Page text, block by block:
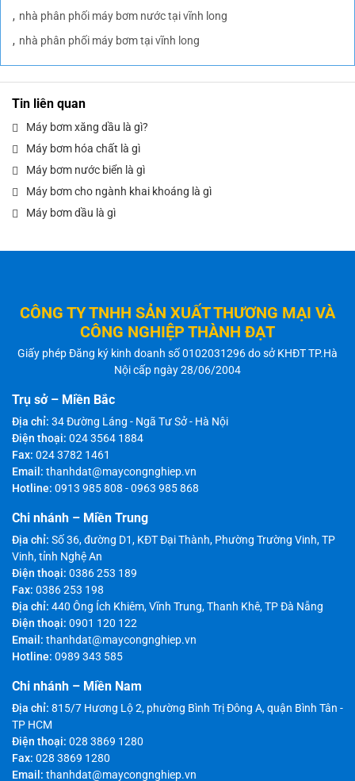
nhà phân phối máy bơm nước tại vĩnh long
nhà phân phối máy bơm tại vĩnh long
Tin liên quan
Máy bơm xăng dầu là gì?
Máy bơm hóa chất là gì
Máy bơm nước biển là gì
Máy bơm cho ngành khai khoáng là gì
Máy bơm dầu là gì
CÔNG TY TNHH SẢN XUẤT THƯƠNG MẠI VÀ
CÔNG NGHIỆP THÀNH ĐẠT
Giấy phép Đăng ký kinh doanh số 0102031296 do sở KHĐT TP.Hà
Nội cấp ngày 28/06/2004
Trụ sở – Miền Bắc
Địa chỉ: 34 Đường Láng - Ngã Tư Sở - Hà Nội
Điện thoại: 024 3564 1884
Fax: 024 3782 1461
Email: thanhdat@maycongnghiep.vn
Hotline: 0913 985 808 -0963 985 868
Chi nhánh – Miền Trung
Địa chỉ: Số 36, đường D1, KĐT Đại Thành, Phường Trường Vinh, TP
Vinh, tỉnh Nghệ An
Điện thoại: 0386 253 189
Fax: 0386 253 198
Địa chỉ: 440 Ông Ích Khiêm, Vĩnh Trung, Thanh Khê, TP Đà Nẵng
Điện thoại: 0901 120 122
Email: thanhdat@maycongnghiep.vn
Hotline: 0989 343 585
Chi nhánh – Miền Nam
Địa chỉ: 815/7 Hương Lộ 2, phường Bình Trị Đông A, quận Bình Tân -
TP HCM
Điện thoại: 028 3869 1280
Fax: 028 3869 1280
Email: thanhdat@maycongnghiep.vn